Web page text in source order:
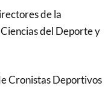
de la
del Deporte y
Cronistas Deportivos